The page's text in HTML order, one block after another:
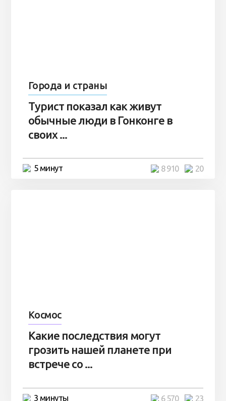
Города и страны
Турист показал как живут
обычные люди в Гонконге в
своих ...
5 минут 20
8 910
Космос
Какие последствия могут
грозить нашей планете при
встрече со ...
3 минуты 23
6 570